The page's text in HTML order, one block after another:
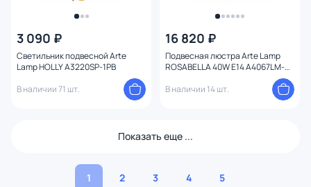
3 090 ₽
Светильник подвесной Arte
Lamp HOLLY A3220SP-1PB
В наличии 71 шт.
16 820 ₽
Подвесная люстра Arte Lamp
ROSABELLA 40W E14 A4067LM-
В наличии 14 шт.
Показать еще ...
1 2 3 4 5